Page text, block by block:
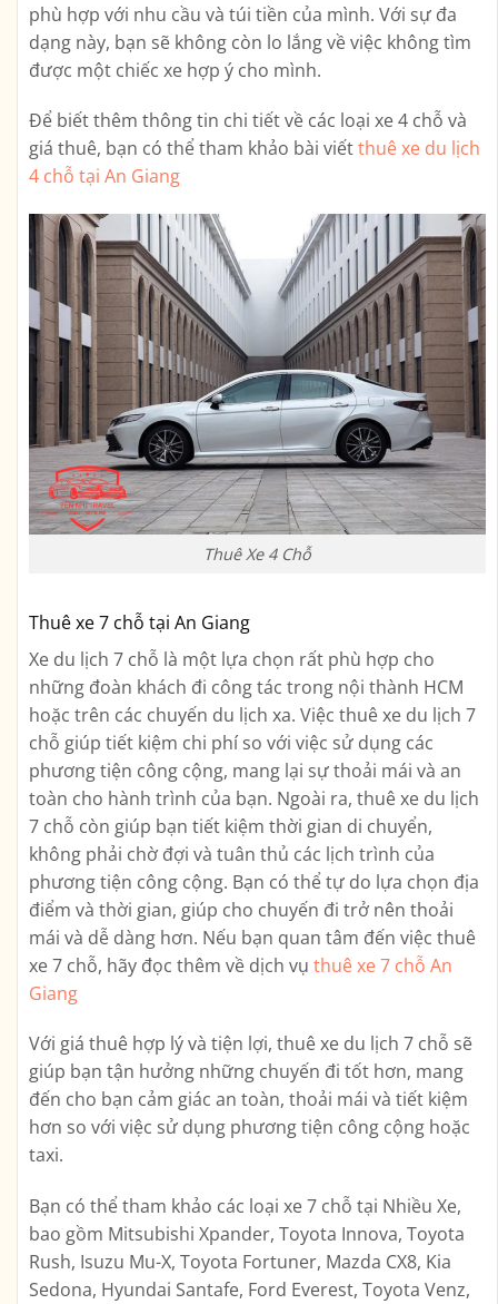
phù hợp với nhu cầu và túi tiền của mình. Với sự đa
dạng này, bạn sẽ không còn lo lắng về việc không tìm
được một chiếc xe hợp ý cho mình.
Để biết thêm thông tin chi tiết về các loại xe 4 chỗ và
giá thuê, bạn có thể tham khảo bài viếtthuê xe du lịch
4 chỗ tại An Giang
Thuê Xe 4 Chỗ
Thuê xe 7 chỗ tại An Giang
Xe du lịch 7 chỗ là một lựa chọn rất phù hợp cho
những đoàn khách đi công tác trong nội thành HCM
hoặc trên các chuyến du lịch xa. Việc thuê xe du lịch 7
chỗ giúp tiết kiệm chi phí so với việc sử dụng các
phương tiện công cộng, mang lại sự thoải mái và an
toàn cho hành trình của bạn. Ngoài ra, thuê xe du lịch
7 chỗ còn giúp bạn tiết kiệm thời gian di chuyển,
không phải chờ đợi và tuân thủ các lịch trình của
phương tiện công cộng. Bạn có thể tự do lựa chọn địa
điểm và thời gian, giúp cho chuyến đi trở nên thoải
mái và dễ dàng hơn. Nếu bạn quan tâm đến việc thuê
xe 7 chỗ, hãy đọc thêm về dịch vụ thuê xe 7 chỗ An
Giang
Với giá thuê hợp lý và tiện lợi, thuê xe du lịch 7 chỗ sẽ
giúp bạn tận hưởng những chuyến đi tốt hơn, mang
đến cho bạn cảm giác an toàn, thoải mái và tiết kiệm
hơn so với việc sử dụng phương tiện công cộng hoặc
taxi.
Bạn có thể tham khảo các loại xe 7 chỗ tại Nhiều Xe,
bao gồm Mitsubishi Xpander, Toyota Innova, Toyota
Rush, Isuzu Mu-X, Toyota Fortuner, Mazda CX8, Kia
Sedona, Hyundai Santafe, Ford Everest, Toyota Venz,